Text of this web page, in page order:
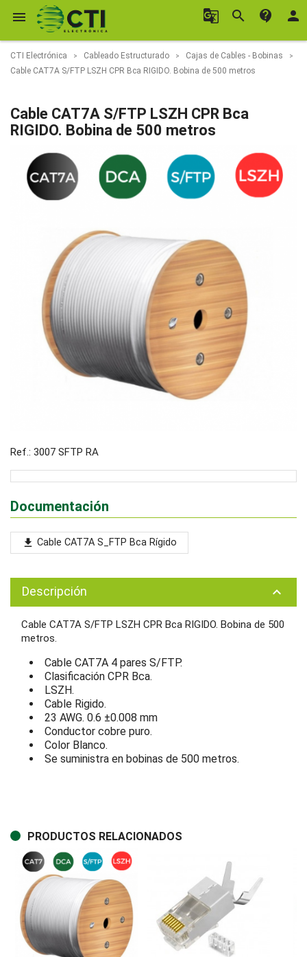
 g_translate search contact_support person
CTI Electrónica Cableado Estructurado
Cajas de Cables - Bobinas
Cable CAT7A S/FTP LSZH CPR Bca RIGIDO. Bobina de 500 metros
Cable CAT7A S/FTP LSZH CPR Bca
RIGIDO. Bobina de 500 metros
Ref.: 3007 SFTP RA
Documentación
file_download Cable CAT7A S_FTP Bca Rígido
Descripción keyboard_arrow_up
Cable CAT7A S/FTP LSZH CPR Bca RIGIDO. Bobina de 500
metros.
Cable CAT7A 4 pares S/FTP.
Clasificación CPR Bca.
LSZH.
Cable Rigido.
23 AWG. 0.6 ±0.008 mm
Conductor cobre puro.
Color Blanco.
Se suministra en bobinas de 500 metros.
PRODUCTOS RELACIONADOS